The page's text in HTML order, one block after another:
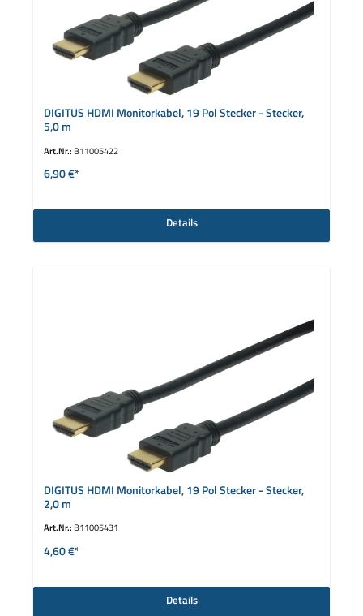
DIGITUS HDMI Monitorkabel, 19 Pol Stecker - Stecker,
5,0 m
Art.Nr.: B11005422
6,90 €*
Details
DIGITUS HDMI Monitorkabel, 19 Pol Stecker - Stecker,
2,0 m
Art.Nr.: B11005431
4,60 €*
Details